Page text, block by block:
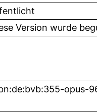
Version wurde
opus-